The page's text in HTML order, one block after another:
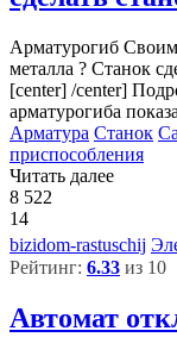
Арматурогиб
металла ? Станок
[center] /center]
арматурогиба
Арматура Станок
приспособления
Читать далее
8 522
14
bizidom-rastuschij
Рейтинг: 6.33 из 10
Автомат